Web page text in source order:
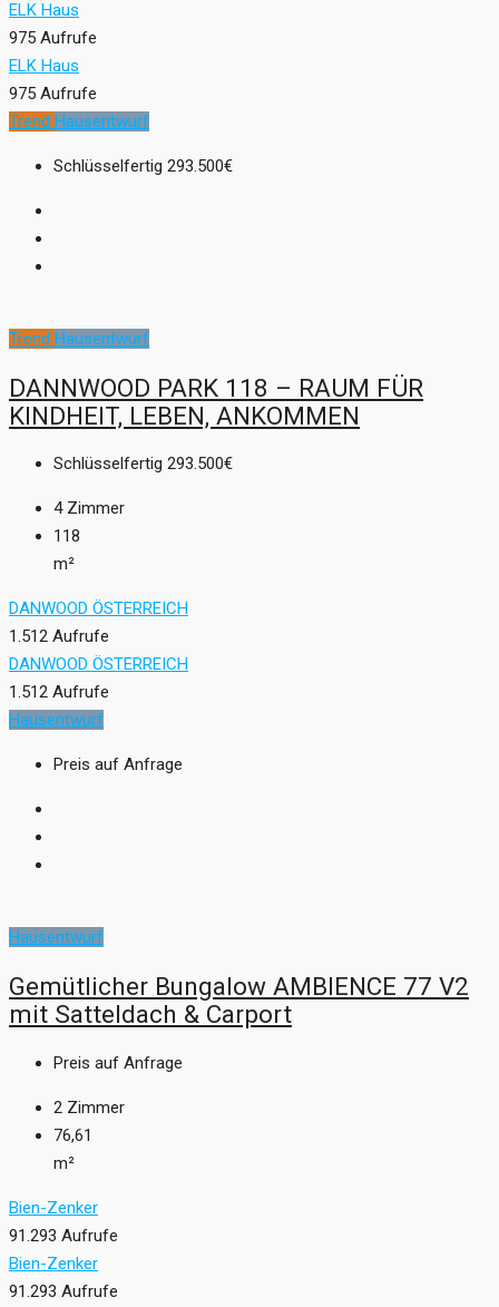
ELK Haus
975 Aufrufe
ELK Haus
975 Aufrufe
Trend Hausentwurf
Schlüsselfertig 293.500€
Trend Hausentwurf
DANNWOOD PARK 118 – RAUM FÜR
KINDHEIT, LEBEN, ANKOMMEN
Schlüsselfertig 293.500€
4 Zimmer
118
m²
DANWOOD ÖSTERREICH
1.512 Aufrufe
DANWOOD ÖSTERREICH
1.512 Aufrufe
Hausentwurf
Preis auf Anfrage
Hausentwurf
Gemütlicher Bungalow AMBIENCE 77 V2
mit Satteldach & Carport
Preis auf Anfrage
2 Zimmer
76,61
m²
Bien-Zenker
91.293 Aufrufe
Bien-Zenker
91.293 Aufrufe